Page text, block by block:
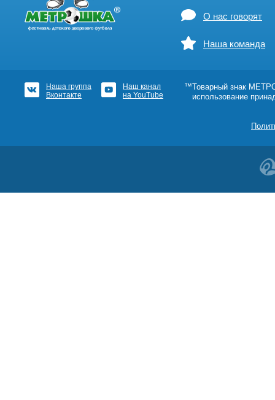
О нас говорят
Наша команда
Наша группа
Вконтакте
Наш канал
на YouTube
™Товарный знак
использование